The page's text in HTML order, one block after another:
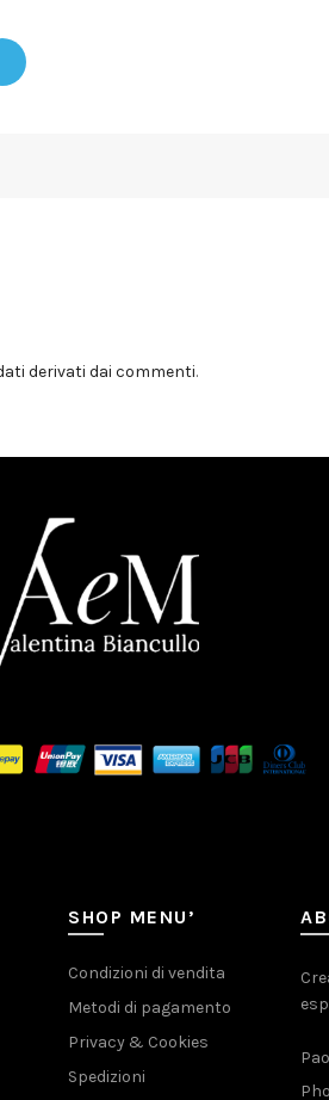
derivati dai commenti.
SHOP MENU’
Condizioni di vendita
Metodi di pagamento
Privacy & Cookies
Spedizioni